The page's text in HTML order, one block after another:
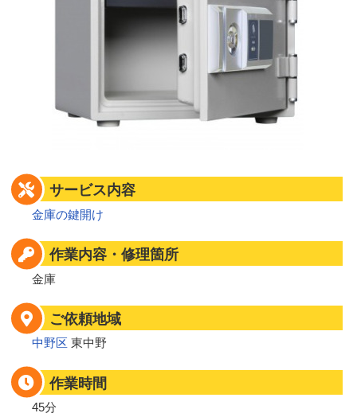
サービス内容
金庫の鍵開け
作業内容・修理箇所
金庫
ご依頼地域
中野区 東中野
作業時間
45分